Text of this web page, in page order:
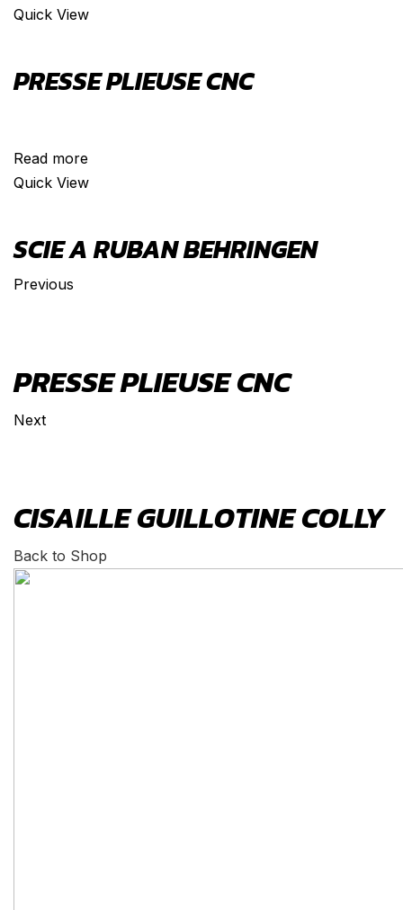
Quick View
PRESSE PLIEUSE CNC
Read more
Quick View
SCIE A RUBAN BEHRINGEN
Previous
PRESSE PLIEUSE CNC
Next
CISAILLE GUILLOTINE COLLY
Back to Shop